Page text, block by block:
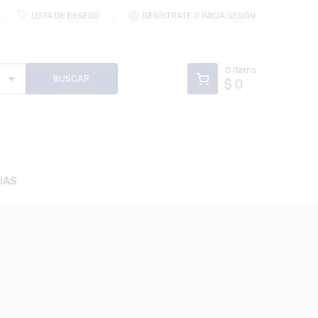
LISTA DE DESEOS REGÍSTRATE O INICIA SESIÓN
0 Items
$ 0